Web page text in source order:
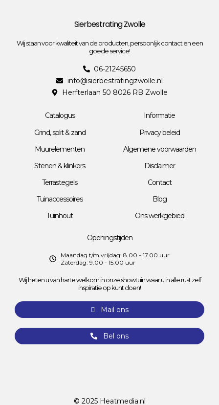
Sierbestrating Zwolle
Wij staan voor kwaliteit van de producten, persoonlijk contact en een
goede service!
06-21245650
info@sierbestratingzwolle.nl
Herfterlaan 50 8026 RB Zwolle
Catalogus
Grind, split & zand
Muurelementen
Stenen & klinkers
Terrastegels
Tuinaccessoires
Tuinhout
Informatie
Privacy beleid
Algemene voorwaarden
Disclaimer
Contact
Blog
Ons werkgebied
Openingstijden
Maandag t/m vrijdag: 8.00 - 17.00 uur
Zaterdag: 9.00 - 15:00 uur
Wij heten u van harte welkom in onze showtuin waar u in alle rust zelf
inspiratie op kunt doen!
Mail ons
Bel ons
© 2025 Heatmedia.nl